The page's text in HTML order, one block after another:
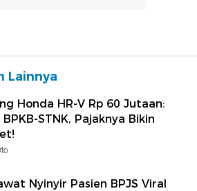
Lainnya
Honda HR-V Rp 60 Jutaan:
STNK, Pajaknya Bikin
Nyinyir Pasien BPJS Viral